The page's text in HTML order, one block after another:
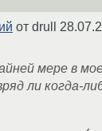
от drull
мере в
ли когда-